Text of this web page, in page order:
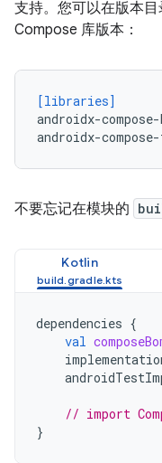
支持。您可以在版本
Compose 库版本：
[libraries]
androidx-compose-
androidx-
不要忘记在模块的
Kotlin
dependencies {
val
// import
}